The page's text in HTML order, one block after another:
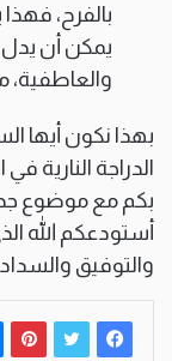
بالفرح،
يمكن أن يدل
بهذا نكون أيها
الدراجة النارية
بكم مع موضوع
أستودعكم الله
والتوفيق